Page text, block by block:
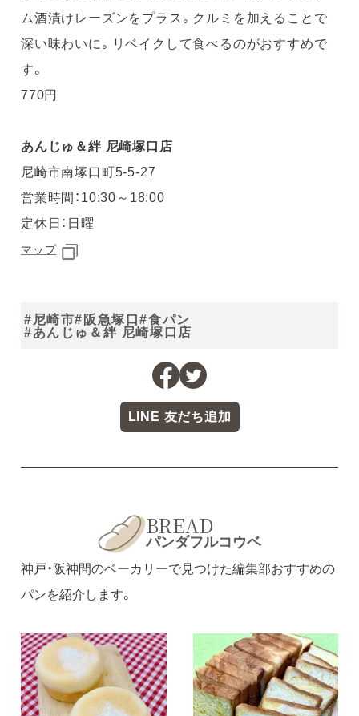
ム酒漬けレーズンをプラス。クルミを加えることで
深い味わいに。リベイクして食べるのがおすすめで
す。
770円
あんじゅ＆絆 尼崎塚口店
尼崎市南塚口町5-5-27
営業時間：10:30～18:00
定休日：日曜
マップ
#尼崎市#阪急塚口#食パン
#あんじゅ＆絆 尼崎塚口店
LINE 友だち追加
BREAD
パンダフルコウベ
神戸・阪神間のベーカリーで見つけた編集部おすすめの
パンを紹介します。